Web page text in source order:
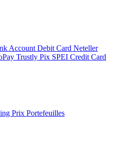
Account Debit Card Neteller
Trustly Pix SPEI Credit Card
Prix Portefeuilles